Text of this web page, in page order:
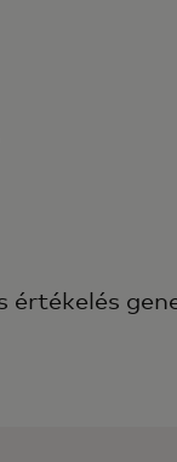
értékelés